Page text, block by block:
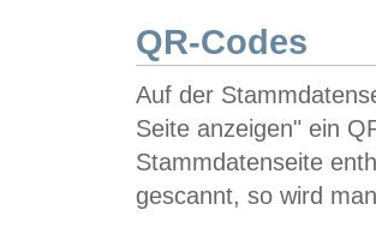
QR-Codes
Auf der
Seite anzeigen" ein
Stammdatenseite
gescannt, so wird